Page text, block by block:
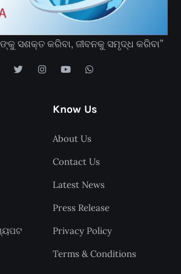
ସଶକ୍ତ କରିବା, ଜୀବନକୁ ସମୃଦ୍ଧ କରିବା”
Know Us
About Us
Contact Us
Latest News
Press Release
Privacy Policy
Terms & Conditions